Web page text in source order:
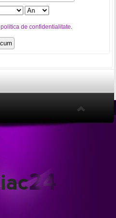
politica de confidentialitate.